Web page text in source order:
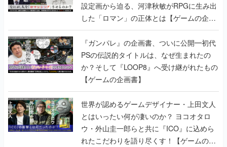
設定画から迫る、河津秋敏がRPGに生み出
した「ロマン」の正体とは【ゲームの企画
書】
『ガンパレ』の企画書、ついに公開━初代
PSの伝説的タイトルは、なぜ生まれたの
か？そして『LOOP8』へ受け継がれたもの
【ゲームの企画書】
世界が認めるゲームデザイナー・上田文人
とはいったい何が凄いのか？ ヨコオタロ
ウ・外山圭一郎らと共に『ICO』に込めら
れたこだわりを語り尽くす！【ゲームの企